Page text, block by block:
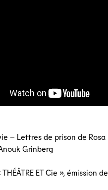
– Lettres de prison de Rosa
Grinberg
ET Cie », émission